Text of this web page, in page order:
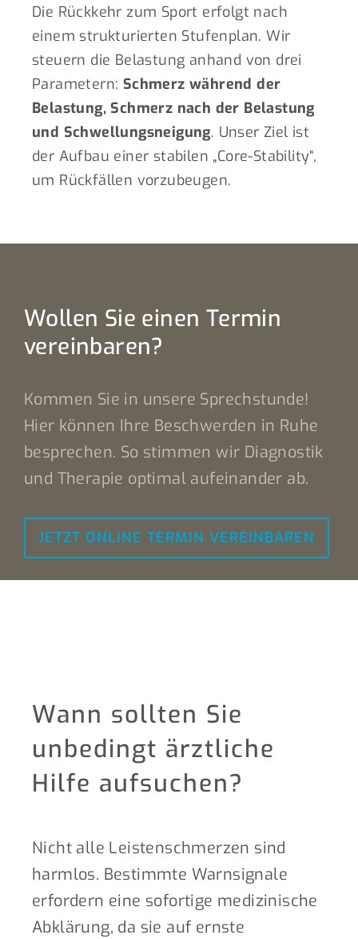
Die Rückkehr zum Sport erfolgt nach
einem strukturierten Stufenplan. Wir
steuern die Belastung anhand von drei
Parametern: Schmerz während der
Belastung, Schmerz nach der Belastung
und Schwellungsneigung. Unser Ziel ist
der Aufbau einer stabilen „Core-Stability“,
um Rückfällen vorzubeugen.
Wollen Sie einen Termin
vereinbaren?
Kommen Sie in unsere Sprechstunde!
Hier können Ihre Beschwerden in Ruhe
besprechen. So stimmen wir Diagnostik
und Therapie optimal aufeinander ab.
JETZT ONLINE TERMIN VEREINBAREN
Wann sollten Sie
unbedingt ärztliche
Hilfe aufsuchen?
Nicht alle Leistenschmerzen sind
harmlos. Bestimmte Warnsignale
erfordern eine sofortige medizinische
Abklärung, da sie auf ernste